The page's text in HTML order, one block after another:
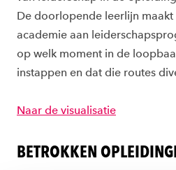
De doorlopende leerlijn
academie aan
op welk moment in de
instappen en dat die routes
Naar de visualisatie
BETROKKEN